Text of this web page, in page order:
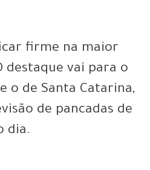
firme na maior
destaque vai para o
e o de Santa Catarina,
de pancadas de
dia.